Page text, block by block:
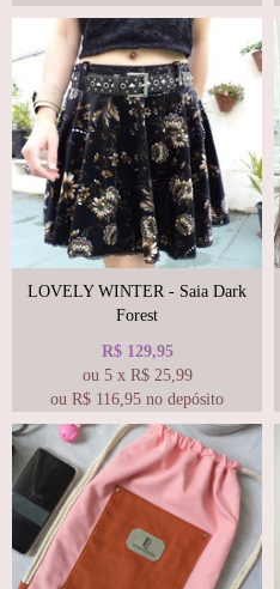
LOVELY WINTER - Saia Dark
Forest
R$ 129,95
ou 5 x R$ 25,99
ou R$ 116,95 no depósito